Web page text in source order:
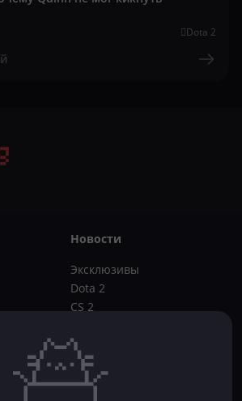
Dota 2
Новости
Эксклюзивы
Dota 2
CS 2
Букмекеры